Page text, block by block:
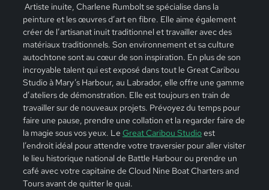
Artiste inuite, Charlene Rumbolt se spécialise dans la
peinture et les œuvres d’art en fibre. Elle aime également
créer de l’artisanat inuit traditionnel et travailler avec des
matériaux traditionnels. Son environnement et sa culture
autochtone sont au cœur de son inspiration. En plus de son
incroyable talent qui est exposé dans tout le Great Caribou
Studio à Mary’s Harbour, au Labrador, elle offre une gamme
d’ateliers de démonstration. Elle est toujours en train de
travailler sur de nouveaux projets. Prévoyez du temps pour
faire une pause, prendre une collation et la regarder faire de
la magie sous vos yeux. Le Great Caribou Studioest
l’endroit idéal pour attendre votre traversier pour aller visiter
le lieu historique national de Battle Harbour ou prendre un
café avec votre capitaine de Cloud Nine Boat Charters and
Tours avant de quitter le quai.